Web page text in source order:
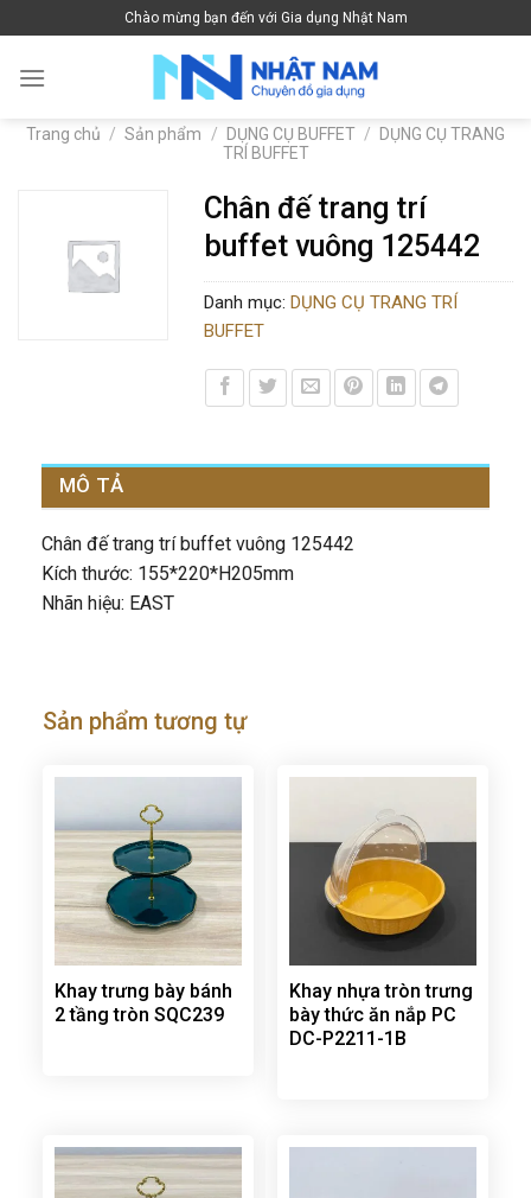
to
content
Chào mừng bạn đến với Gia dụng Nhật Nam
Trang chủ / Sản phẩm / DỤNG CỤ BUFFET /
DỤNG CỤ TRANG
TRÍ BUFFET
Chân đế trang trí
buffet vuông 125442
Danh mục: DỤNG CỤ TRANG TRÍ
BUFFET
MÔ TẢ
Chân đế trang trí buffet vuông 125442
Kích thước: 155*220*H205mm
Nhãn hiệu: EAST
Sản phẩm tương tự
Khay trưng bày bánh
2 tầng tròn SQC239
Khay nhựa tròn trưng
bày thức ăn nắp PC
DC-P2211-1B